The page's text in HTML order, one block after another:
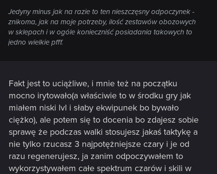
Jedyny minus jak na razie to ten nieszczęsny odpoczynek -
znikoma, jak na moje potrzeby, ilość zestawów obozowych
w sklepach i w ogóle konieczniść posiadania takowych to
jedno wielkie pfff.
Fakt jest to uciążliwe, i mnie też na początku
mocno irytowało(a właściwie to w środku gry jak
miałem niski lvl i słaby ekwipunek bo bywało
ciężko), ale potem się to docenia bo zdajesz sobie
sprawę że podczas walki stosujesz jakaś taktykę a
nie tylko rzucasz 3 najpotężniejsze czary i je od
razu regenerujesz, ja zanim odpoczywałem to
wykorzystywałem całe spektrum czarów i skili w